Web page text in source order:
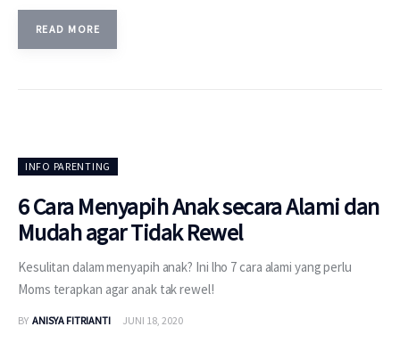
READ MORE
INFO PARENTING
6 Cara Menyapih Anak secara Alami dan
Mudah agar Tidak Rewel
Kesulitan dalam menyapih anak? Ini lho 7 cara alami yang perlu
Moms terapkan agar anak tak rewel!
BY ANISYA FITRIANTI JUNI 18, 2020